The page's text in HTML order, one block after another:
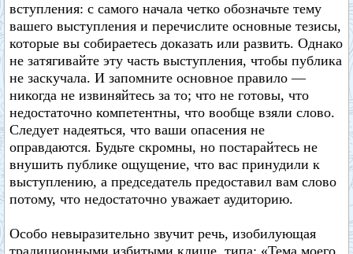
вступления: с самого начала четко обозначьте тему
вашего выступления и перечислите основные тезисы,
которые вы собираетесь доказать или развить. Однако
не затягивайте эту часть выступления, чтобы публика
не заскучала. И запомните основное правило —
никогда не извиняйтесь за то; что не готовы, что
недостаточно компетентны, что вообще взяли слово.
Следует надеяться, что ваши опасения не
оправдаются. Будьте скромны, но постарайтесь не
внушить публике ощущение, что вас принудили к
выступлению, а председатель предоставил вам слово
потому, что недостаточно уважает аудиторию.
Особо невыразительно звучит речь, изобилующая
традиционными избитыми клише, типа: «Тема моего